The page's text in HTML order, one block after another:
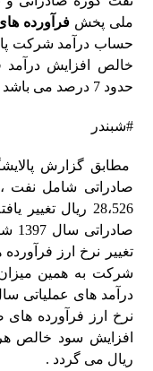
ملی پخشفرآورده
حساب درآمد شرکت
خالص افزایش
حدود 7 درصد می باشد .
#شبندر
مطابق گزارش
28،526 ریال
تغییر نرخ ارز
شرکت به همین
ریال می گردد .